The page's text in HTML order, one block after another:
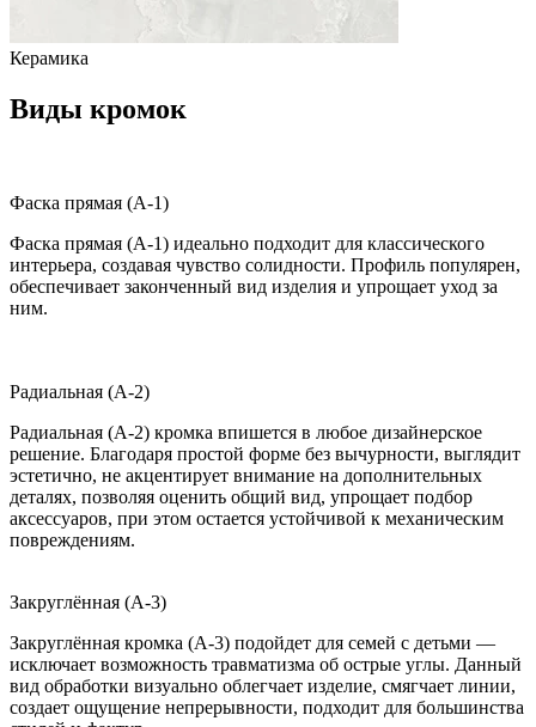
Керамика
Виды кромок
Фаска прямая (A-1)
Фаска прямая (A-1) идеально подходит для классического
интерьера, создавая чувство солидности. Профиль популярен,
обеспечивает законченный вид изделия и упрощает уход за
ним.
Радиальная (A-2)
Радиальная (A-2) кромка впишется в любое дизайнерское
решение. Благодаря простой форме без вычурности, выглядит
эстетично, не акцентирует внимание на дополнительных
деталях, позволяя оценить общий вид, упрощает подбор
аксессуаров, при этом остается устойчивой к механическим
повреждениям.
Закруглённая (A-3)
Закруглённая кромка (A-3) подойдет для семей с детьми —
исключает возможность травматизма об острые углы. Данный
вид обработки визуально облегчает изделие, смягчает линии,
создает ощущение непрерывности, подходит для большинства